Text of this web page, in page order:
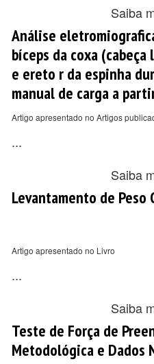
Saiba
Análise
bíceps da coxa
e ereto r da espinha
manual de carga a
Artigo apresentado no Artigos
...
Saiba
Levantamento de Peso
Artigo apresentado no Livro
...
Saiba
Teste de Força de
Metodológica e Dados